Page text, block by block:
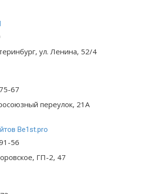
ул. Ленина, 52/4
67
переулок, 21А
Be1st.pro
56
ГП-2, 47